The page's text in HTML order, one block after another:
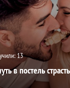
13
в постель